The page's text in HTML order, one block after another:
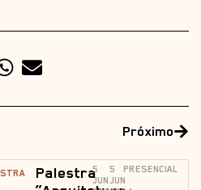
Próximo
Palestra5
JUN
5
JUN
PRESENCIAL